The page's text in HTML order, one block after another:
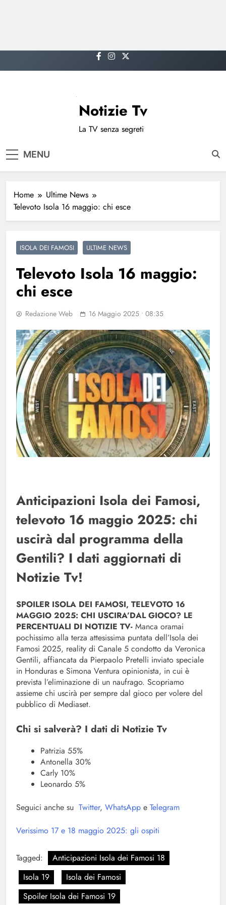
to
Notizie Tv
La TV senza segreti
MENU
Home
Ultime News
Televoto Isola 16 maggio: chi esce
ISOLA DEI FAMOSI ULTIME NEWS
Televoto Isola 16 maggio:
chi esce
Redazione Web 16 Maggio 2025 • 08:35
Anticipazioni Isola dei Famosi,
televoto 16 maggio 2025: chi
uscirà dal programma della
Gentili? I dati aggiornati di
Notizie Tv!
SPOILER ISOLA DEI FAMOSI, TELEVOTO 16
MAGGIO 2025: CHI USCIRA’DAL GIOCO? LE
PERCENTUALI DI NOTIZIE TV- Manca oramai
pochissimo alla terza attesissima puntata dell’Isola dei
Famosi 2025, reality di Canale 5 condotto da Veronica
Gentili, affiancata da Pierpaolo Pretelli inviato speciale
in Honduras e Simona Ventura opinionista, in cui è
prevista l’eliminazione di un naufrago. Scopriamo
assieme chi uscirà per sempre dal gioco per volere del
pubblico di Mediaset.
Chi si salverà? I dati di Notizie Tv
Patrizia 55%
Antonella 30%
Carly 10%
Leonardo 5%
Seguici anche su Twitter, WhatsApp e Telegram
Verissimo 17 e 18 maggio 2025: gli ospiti
Tagged:
Anticipazioni Isola dei Famosi 18
Isola 19
Isola dei Famosi
Spoiler Isola dei Famosi 19